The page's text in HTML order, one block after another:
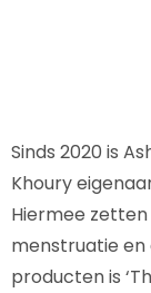
Sinds 2020 is
Khoury
Hiermee
menstruatie en
producten is